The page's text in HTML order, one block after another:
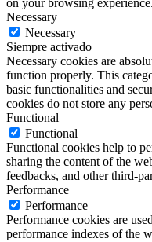
on your browsing experience.
Necessary
Necessary
Siempre activado
Necessary cookies are
function properly. This
basic functionalities and
cookies do not store any
Functional
Functional
Functional cookies help to
sharing the content of the
feedbacks, and other third-
Performance
Performance
Performance cookies are
performance indexes of the